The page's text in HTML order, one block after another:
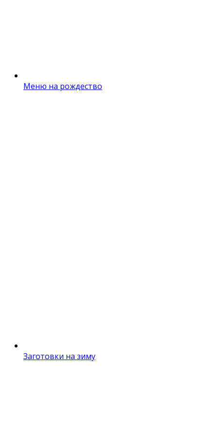
Меню на рождество
Заготовки на зиму